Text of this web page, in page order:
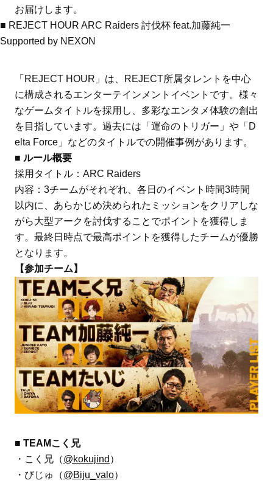
お届けします。
■ REJECT HOUR ARC Raiders 討伐杯 feat.加藤純一
Supported by NEXON
「REJECT HOUR」は、REJECT所属タレントを中心
に構成されるエンターテインメントイベントです。様々
なゲームタイトルを採用し、多彩なエンタメ体験の創出
を目指しています。過去には「運命のトリガー」や「D
elta Force」などのタイトルでの開催事例があります。
■ ルール概要
採用タイトル：ARC Raiders
内容：3チームがそれぞれ、各日のイベント時間3時間
以内に、あらかじめ決められたミッションをクリアしな
がら大型アークを討伐することでポイントを獲得しま
す。最終日時点で最高ポイントを獲得したチームが優勝
となります。
【参加チーム】
■ TEAMこく兄
・こく兄（@kokujind ）
・びじゅ（@Biju_valo）